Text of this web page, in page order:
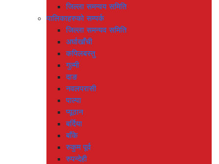
जिल्ला समन्वय समिति
पालिकाहरुको सम्पर्क
जिल्ला समन्यव समिति
अर्घाखाँची
कपिलबस्तु
गुल्मी
दाङ
नवलपरासी
पाल्पा
प्यूठान
बर्दिया
बाँके
रुकुम पूर्व
रुपन्देही